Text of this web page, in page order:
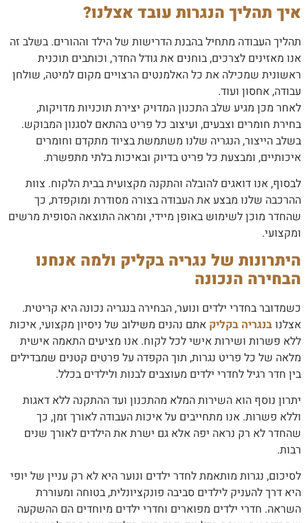
איך תהליך הנגרות עובד אצלנו?
תהליך העבודה מתחיל בהבנת הדרישות של הילד וההורים. בשלב זה
אנו מאזינים לצרכים, בוחנים את גודל החדר, וכותבים תוכנית
ראשונית שמכילה את כל האלמנטים הרצויים מקום למיטה, שולחן
עבודה, אחסון ועוד.
לאחר מכן מגיע שלב התכנון המדויק יצירת תוכניות מדויקות,
בחירת חומרים וצבעים, ועיצוב כל פריט בהתאם לסגנון המבוקש.
בשלב הייצור, הנגריה שלנו משתמשת בציוד מתקדם וחומרים
איכותיים, ומבצעת כל פריט בדיוק ובאיכות בלתי מתפשרת.
לבסוף, אנו דואגים להובלה והתקנה מקצועית בבית הלקוח. צוות
ההרכבה שלנו מבצע את העבודה בצורה מסודרת ומוקפדת, כך
שהחדר מוכן לשימוש באופן מיידי, ומראה התוצאה הסופית מרשים
ומקצועי.
היתרונות של נגריה בקליק ולמה אנחנו
הבחירה הנכונה
כשמדובר בחדרי ילדים ונוער, הבחירה בנגריה נכונה היא קריטית.
אצלנובנגריה בקליק אתם נהנים משילוב של ניסיון מקצועי, איכות
ללא פשרות ושירות אישי לכל לקוח. אנו מציעים התאמה אישית
מלאה של כל פריט נגרות, תוך הקפדה על פרטים קטנים שמבדילים
בין חדר רגיל לחדרי ילדים מעוצבים לבנות ולילדים בכלל.
יתרון נוסף הוא השירות המלא מהתכנון ועד ההתקנה ללא דאגות
וללא פשרות. אנו מתחייבים על איכות העבודה לאורך זמן, כך
שהחדר לא רק נראה יפה אלא גם ישרת את הילדים לאורך שנים
רבות.
לסיכום, נגרות מותאמת לחדר ילדים ונוער היא לא רק עניין של יופי
היא דרך להעניק לילדים סביבה פונקציונלית, בטוחה ומעוררת
השראה. חדרי ילדים מפוארים וחדרי ילדים מיוחדים הם ההשקעה